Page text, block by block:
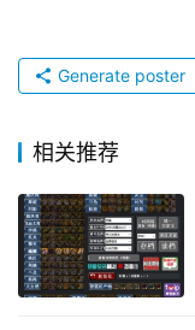
Generate poster
相关推荐